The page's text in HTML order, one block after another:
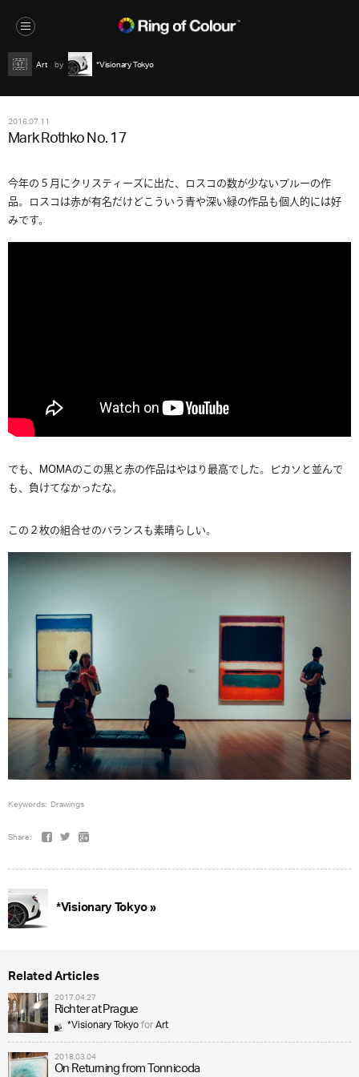
Art *Visionary Tokyo
2016.07.11
Mark Rothko No. 17
今年の５月にクリスティーズに出た、ロスコの数が少ないブルーの作
品。ロスコは赤が有名だけどこういう青や深い緑の作品も個人的には好
みです。
でも、MOMAのこの黒と赤の作品はやはり最高でした。ピカソと並んで
も、負けてなかったな。
この２枚の組合せのバランスも素晴らしい。
Keywords: Drawings
Share:
*Visionary Tokyo »
Related Articles
2017.04.27
Richter at Prague
*Visionary TokyoforArt
2018.03.04
On Returning from Tonnicoda